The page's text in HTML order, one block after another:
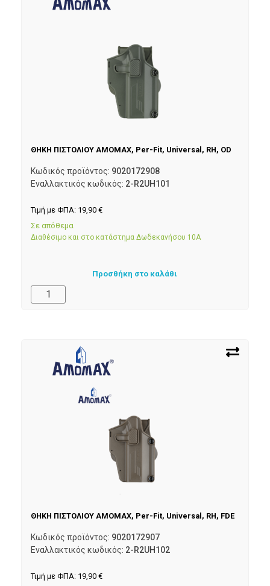
ΘΗΚΗ ΠΙΣΤΟΛΙΟΥ AMOMAX, Per-Fit, Universal, RH, OD
Κωδικός προϊόντος: 9020172908
Εναλλακτικός κωδικός: 2-R2UH101
Τιμή με ΦΠΑ: 19,90 €
Σε απόθεμα
Διαθέσιμο και στο κατάστημα Δωδεκανήσου 10Α
Προσθήκη στο καλάθι
ΘΗΚΗ ΠΙΣΤΟΛΙΟΥ AMOMAX, Per-Fit, Universal, RH, FDE
Κωδικός προϊόντος: 9020172907
Εναλλακτικός κωδικός: 2-R2UH102
Τιμή με ΦΠΑ: 19,90 €